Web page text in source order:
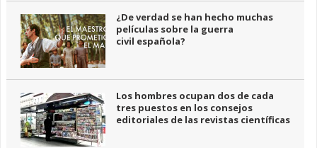
¿De verdad se han hecho muchas
películas sobre la guerra
civil española?
Los hombres ocupan dos de cada
tres puestos en los consejos
editoriales de las revistas científicas